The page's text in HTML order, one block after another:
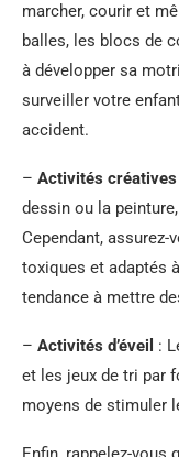
marcher, courir et
balles, les blocs de
à développer sa
surveiller votre
accident.
– Activités créatives
dessin ou la
Cependant, assurez-
toxiques et adaptés
tendance à mettre
– Activités d’éveil :
et les jeux de tri par
moyens de stimuler